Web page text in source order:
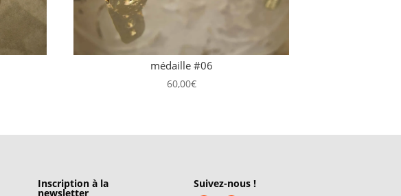
médaille #06
60,00€
Inscription à la
newsletter
Suivez-nous !